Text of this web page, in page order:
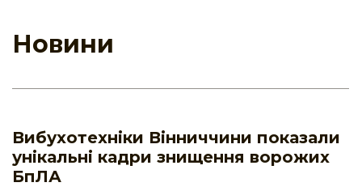
Новини
Вибухотехніки Вінниччини показали
унікальні кадри знищення ворожих
БпЛА